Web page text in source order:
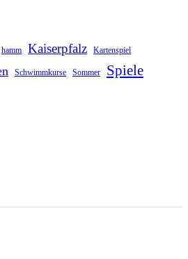
hamm Kaiserpfalz Kartenspiel
Schwimmkurse Sommer Spiele